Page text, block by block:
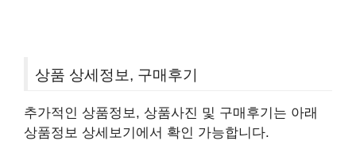
상품 상세정보, 구매후기
추가적인 상품정보, 상품사진 및 구매후기는 아래
상품정보 상세보기에서 확인 가능합니다.